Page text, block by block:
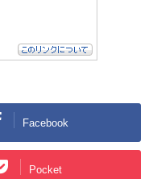
Facebook
Pocket